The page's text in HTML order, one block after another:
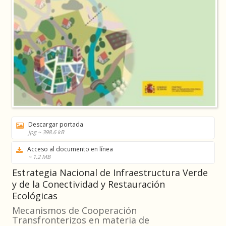
Descargar portada
jpg ~ 398.6 kB
Acceso al documento en línea
~ 1.2 MB
Estrategia Nacional de Infraestructura Verde
y de la Conectividad y Restauración
Ecológicas
Mecanismos de Cooperación
Transfronterizos en materia de